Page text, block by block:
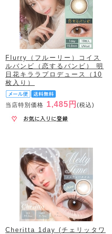
Flurry（フルーリー）コイス
ルバンビ（恋するバンビ） 明
日花キララプロデュース（10
枚入り）
当店特別価格 1,485円(税込)
Cheritta 1day (チェリッタワ